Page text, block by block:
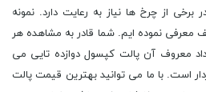
از چرخ ها نیاز به رعایت دارد. نمونه
معرفی نموده ایم. شما قادر به مشاهده هر
معروف آن پالت کپسول دوازده تایی می
است. با ما می توانید بهترین قیمت پالت